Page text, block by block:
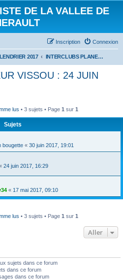
DE LA VALLEE DE
Connexion
Inscription
2017 INTERCLUBS PLANEUR VISSOU : 24 JUIN 2017
VISSOU : 24 JUIN
lus • 3 sujets • Page 1 sur 1
Sujets
bougette « 30 juin 2017, 19:01
24 juin 2017, 16:29
« 17 mai 2017, 09:10
lus • 3 sujets • Page 1 sur 1
Aller
sujets dans ce forum
dans ce forum
dans ce forum